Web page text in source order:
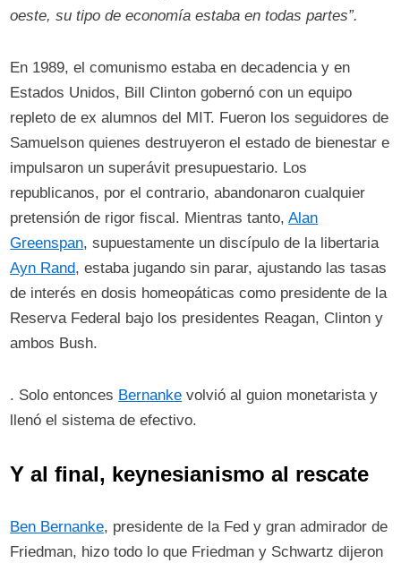
oeste, su tipo de economía estaba en todas partes”.
En 1989, el comunismo estaba en decadencia y en
Estados Unidos, Bill Clinton gobernó con un equipo
repleto de ex alumnos del MIT. Fueron los seguidores de
Samuelson quienes destruyeron el estado de bienestar e
impulsaron un superávit presupuestario. Los
republicanos, por el contrario, abandonaron cualquier
pretensión de rigor fiscal. Mientras tanto,Alan
Greenspan, supuestamente un discípulo de la libertaria
Ayn Rand, estaba jugando sin parar, ajustando las tasas
de interés en dosis homeopáticas como presidente de la
Reserva Federal bajo los presidentes Reagan, Clinton y
ambos Bush.
. Solo entonces Bernanke volvió al guion monetarista y
llenó el sistema de efectivo.
Y al final, keynesianismo al rescate
Ben Bernanke, presidente de la Fed y gran admirador de
Friedman, hizo todo lo que Friedman y Schwartz dijeron